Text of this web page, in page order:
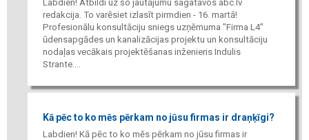
Labdien! Atbildi uz šo jautājumu sagatavos abc.lv
redakcija. To varēsiet izlasīt pirmdien - 16. martā!
Profesionālu konsultāciju sniegs uzņēmuma "Firma L4"
ūdensapgādes un kanalizācijas projektu un konsultāciju
nodaļas vecākais projektēšanas inženieris Indulis
Strante....
Kā pēc to ko mēs pērkam no jūsu firmas ir draņķīgi?
Labdien! Kā pēc to ko mēs pērkam no jūsu firmas ir